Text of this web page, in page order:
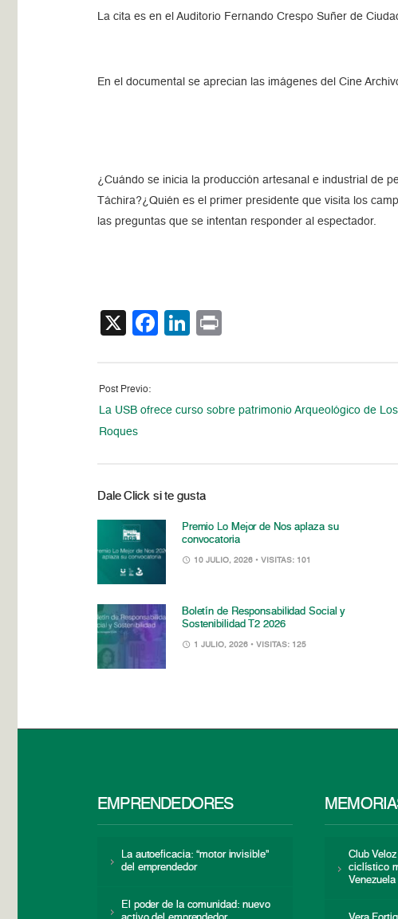
La cita es en el Auditorio Fernando Crespo Suñer de
En el documental se aprecian las imágenes del Cine
¿Cuándo se inicia la producción artesanal e industrial de
Táchira?¿Quién es el primer presidente que visita los
las preguntas que se intentan responder al espectador.
X Facebook
LinkedIn
Post Previo:
La USB ofrece curso sobre patrimonio Arqueológico de Los
Roques
Dale Click si te gusta
Premio Lo Mejor de Nos aplaza su
convocatoria
10 JULIO, 2026 • VISITAS: 101
Boletín de Responsabilidad Social y
Sostenibilidad T2 2026
1 JULIO, 2026 • VISITAS: 125
EMPRENDEDORES
La autoeficacia: “motor invisible”
del emprendedor
El poder de la comunidad: nuevo
Club
ciclístico
Venezuela